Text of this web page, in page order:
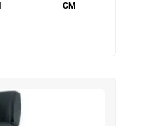
CM